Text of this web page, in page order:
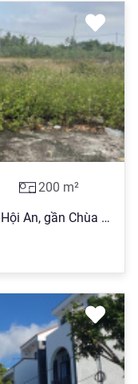
200 m²
Cần bán lô đất mặt tiền trung tâm Hội An, gần Chùa Cầu Hội An